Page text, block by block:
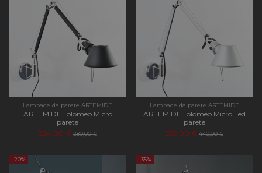
Lampade da parete ARTEMIDE
ARTEMIDE Tolomeo Micro
parete
224,00 € 280,00 €
Lampade da parete ARTEMIDE
ARTEMIDE Tolomeo Micro Led
parete
352,00 € 440,00 €
-20% -35%